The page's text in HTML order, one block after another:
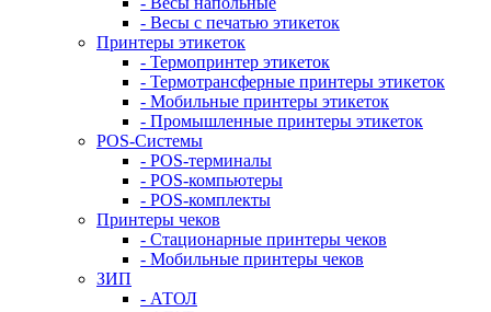
- Весы с печатью этикеток
Принтеры этикеток
- Термопринтер этикеток
- Термотрансферные принтеры этикеток
- Мобильные принтеры этикеток
- Промышленные принтеры этикеток
POS-Системы
- POS-терминалы
- POS-компьютеры
- POS-комплекты
Принтеры чеков
- Стационарные принтеры чеков
- Мобильные принтеры чеков
ЗИП
- АТОЛ